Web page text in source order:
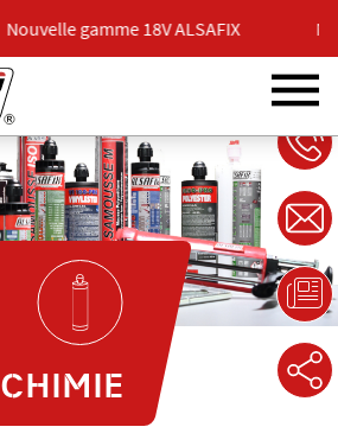
Nouvelle gamme 18V ALSAFIX
CHIMIE